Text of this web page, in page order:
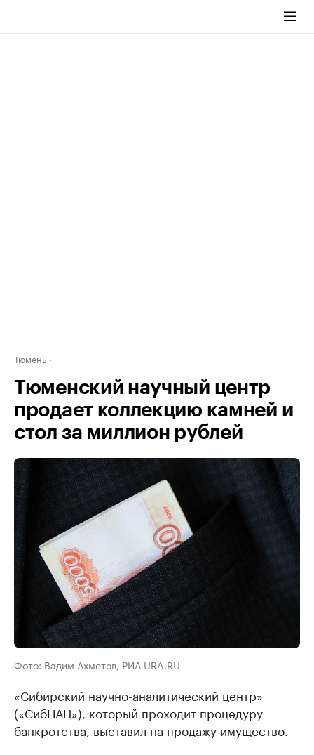
Тюмень
Тюменский научный центр
продает коллекцию камней и
стол за миллион рублей
Фото: Вадим Ахметов, РИА URA.RU
«Сибирский научно-аналитический центр»
(«СибНАЦ»), который проходит процедуру
банкротства, выставил на продажу имущество.